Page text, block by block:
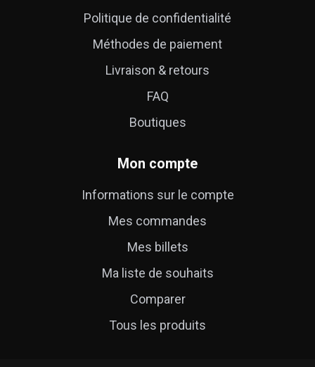
Politique de confidentialité
Méthodes de paiement
Livraison & retours
FAQ
Boutiques
Mon compte
Informations sur le compte
Mes commandes
Mes billets
Ma liste de souhaits
Comparer
Tous les produits